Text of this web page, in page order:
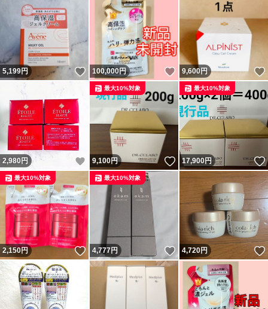
5,199円 いいね！
100,000円 いいね！
9,600円
2,980 円 いいね！
9,100円 いいね！
最大10%対象
17,900円
最大10%対象
2,150円 いいね！
最大10%対象
4,777円 いいね！
最大10%対象
4,720円